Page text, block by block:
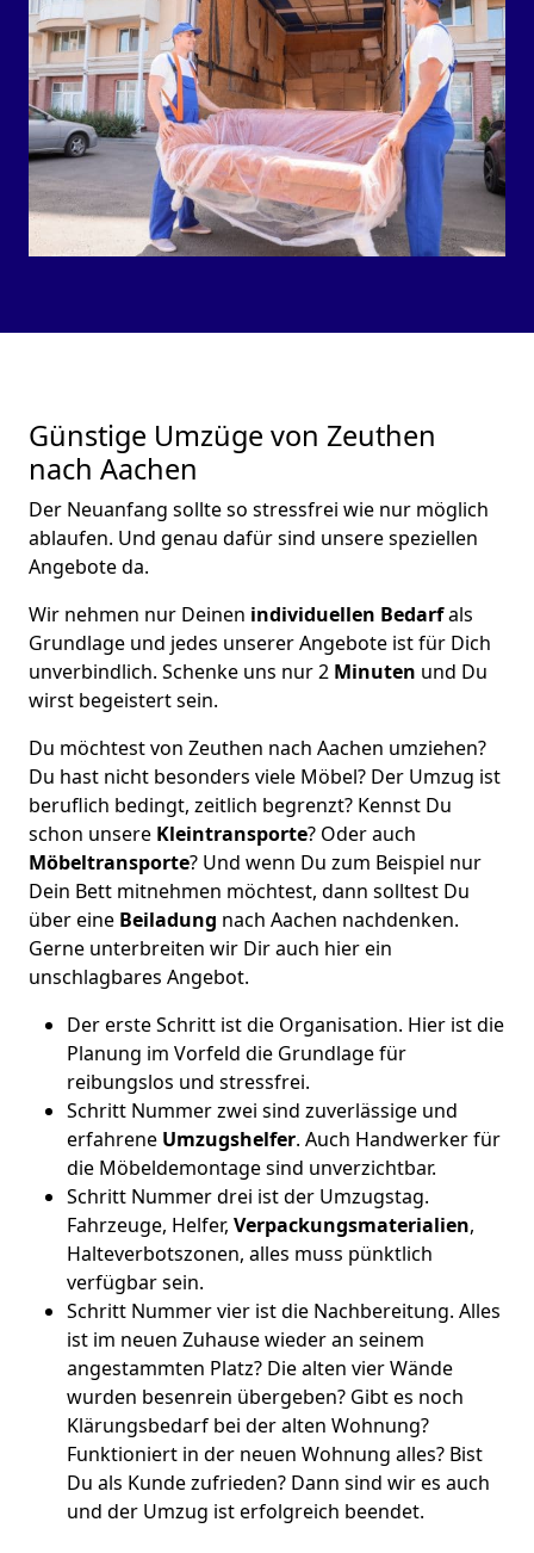
Günstige Umzüge von Zeuthen
nach Aachen
Der Neuanfang sollte so stressfrei wie nur möglich
ablaufen. Und genau dafür sind unsere speziellen
Angebote da.
Wir nehmen nur Deinen individuellen Bedarfals
Grundlage und jedes unserer Angebote ist für Dich
unverbindlich. Schenke uns nur 2 Minuten und Du
wirst begeistert sein.
Du möchtest von Zeuthen nach Aachen umziehen?
Du hast nicht besonders viele Möbel? Der Umzug ist
beruflich bedingt, zeitlich begrenzt? Kennst Du
schon unsere Kleintransporte? Oder auch
Möbeltransporte? Und wenn Du zum Beispiel nur
Dein Bett mitnehmen möchtest, dann solltest Du
über eine Beiladung nach Aachen nachdenken.
Gerne unterbreiten wir Dir auch hier ein
unschlagbares Angebot.
Der erste Schritt ist die Organisation. Hier ist die
Planung im Vorfeld die Grundlage für
reibungslos und stressfrei.
Schritt Nummer zwei sind zuverlässige und
erfahrene Umzugshelfer. Auch Handwerker für
die Möbeldemontage sind unverzichtbar.
Schritt Nummer drei ist der Umzugstag.
Fahrzeuge, Helfer, Verpackungsmaterialien,
Halteverbotszonen, alles muss pünktlich
verfügbar sein.
Schritt Nummer vier ist die Nachbereitung. Alles
ist im neuen Zuhause wieder an seinem
angestammten Platz? Die alten vier Wände
wurden besenrein übergeben? Gibt es noch
Klärungsbedarf bei der alten Wohnung?
Funktioniert in der neuen Wohnung alles? Bist
Du als Kunde zufrieden? Dann sind wir es auch
und der Umzug ist erfolgreich beendet.